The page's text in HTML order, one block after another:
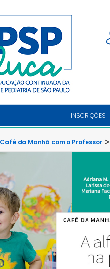
INSCRIÇÕES
Café da Manhã com o Professor